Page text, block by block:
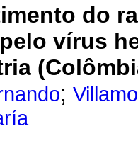
do
vírus
;